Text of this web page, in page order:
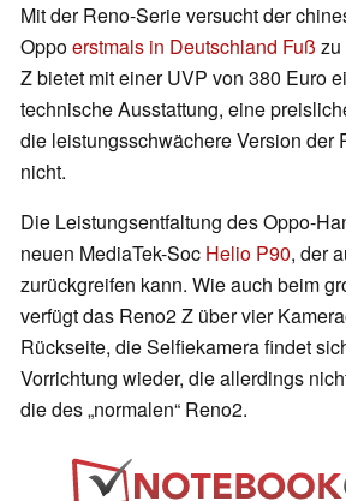
Mit der Reno-Serie versucht der
Oppoerstmals in Deutschland Fuß zu
Z bietet mit einer UVP von 380 Euro
technische Ausstattung, eine
die leistungsschwächere Version der
nicht.
Die Leistungsentfaltung des Oppo-
neuen MediaTek-Soc Helio P90, der
zurückgreifen kann. Wie auch beim
verfügt das Reno2 Z über vier
Rückseite, die Selfiekamera findet
Vorrichtung wieder, die allerdings
die des „normalen“ Reno2.